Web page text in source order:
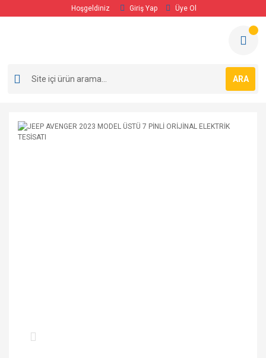
Hoşgeldiniz Giriş Yap Üye Ol
ARA